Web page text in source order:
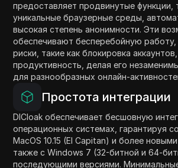
предоставляет продвинутые функции,
уникальные браузерные среды,
высокая степень анонимности. Эти
обеспечивают бесперебойную
риски, такие как блокировка
продуктивность, делая его
для разнообразных онлайн-
Простота интеграции
DICloak обеспечивает бесшовную
операционных системах, гарантируя
MacOS 10.15 (El Capitan) и более
также с Windows 7 (32-битной и 64-
последующими версиями.